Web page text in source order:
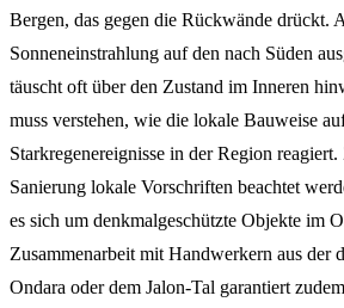
Bergen, das gegen die Rückwände drückt.
Sonneneinstrahlung auf den nach Süden
täuscht oft über den Zustand im Inneren
muss verstehen, wie die lokale Bauweise
Starkregenereignisse in der Region
Sanierung lokale Vorschriften beachtet
es sich um denkmalgeschützte Objekte im
Zusammenarbeit mit Handwerkern aus der
Ondara oder dem Jalon-Tal garantiert